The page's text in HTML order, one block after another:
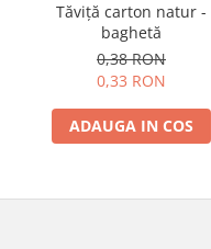
Tăviță carton natur -
baghetă
0,38 RON
0,33 RON
ADAUGA IN COS